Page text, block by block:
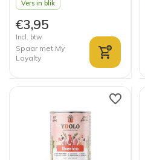
Vers in blik
€3,95
Incl. btw
Spaar met My
Loyalty